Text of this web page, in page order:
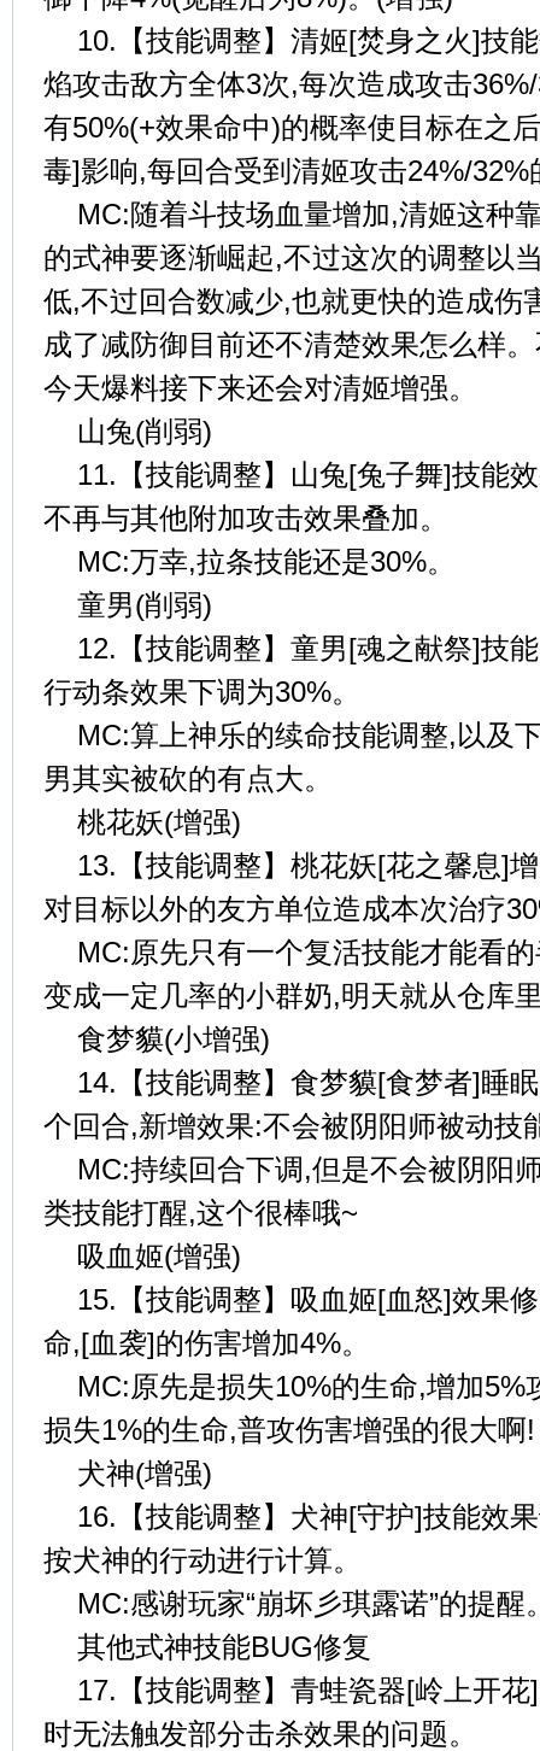
10.【技能调整】清姬[焚身之火]技
焰攻击敌方全体3次,每次造成攻击
有50%(+效果命中)的概率使目标在之
毒]影响,每回合受到清姬攻击24%/32%
MC:随着斗技场血量增加,清姬这种
的式神要逐渐崛起,不过这次的调整以
低,不过回合数减少,也就更快的造成伤
成了减防御目前还不清楚效果怎么样
今天爆料接下来还会对清姬增强。
山兔(削弱)
11.【技能调整】山兔[兔子舞]技能
不再与其他附加攻击效果叠加。
MC:万幸,拉条技能还是30%。
童男(削弱)
12.【技能调整】童男[魂之献祭]技
行动条效果下调为30%。
MC:算上神乐的续命技能调整,以及
男其实被砍的有点大。
桃花妖(增强)
13.【技能调整】桃花妖[花之馨息]
对目标以外的友方单位造成本次治疗
MC:原先只有一个复活技能才能看
变成一定几率的小群奶,明天就从仓
食梦貘(小增强)
14.【技能调整】食梦貘[食梦者]睡
个回合,新增效果:不会被阴阳师被动技
MC:持续回合下调,但是不会被阴阳
类技能打醒,这个很棒哦~
吸血姬(增强)
15.【技能调整】吸血姬[血怒]效果
命,[血袭]的伤害增加4%。
MC:原先是损失10%的生命,增加5%
损失1%的生命,普攻伤害增强的很大啊!
犬神(增强)
16.【技能调整】犬神[守护]技能效
按犬神的行动进行计算。
MC:感谢玩家“崩坏彡琪露诺”的提醒
其他式神技能BUG修复
17.【技能调整】青蛙瓷器[岭上开
时无法触发部分击杀效果的问题。